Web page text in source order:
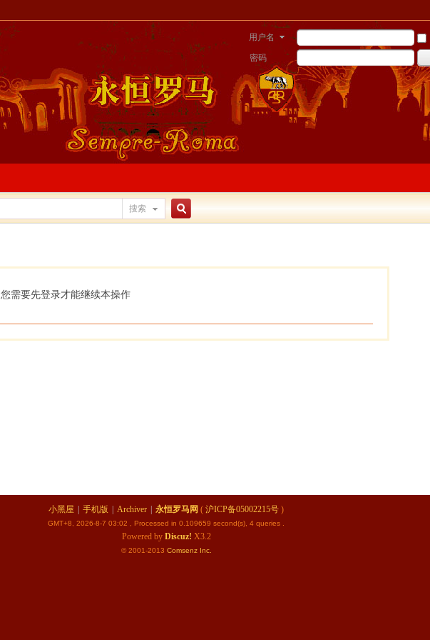
用户名
密码
搜索
您需要先登录才能继续本操作
小黑屋 手机版 Archiver 永恒罗马网 ( 沪ICP备05002215号 )
GMT+8, 2026-8-7 03:02 , Processed in 0.109659 second(s), 4 queries .
Powered by Discuz! X3.2
© 2001-2013 Comsenz Inc.